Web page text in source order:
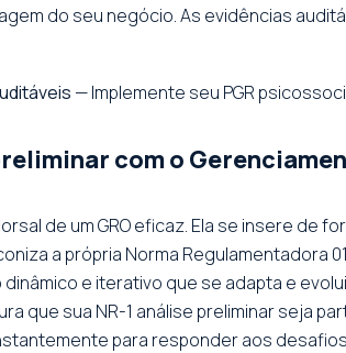
do seu negócio. As evidências
— Implemente seu PGR
com o
de um GRO eficaz. Ela se insere
a própria Norma Regulamentadora
e iterativo que se adapta e
que sua NR-1 análise preliminar
para responder aos